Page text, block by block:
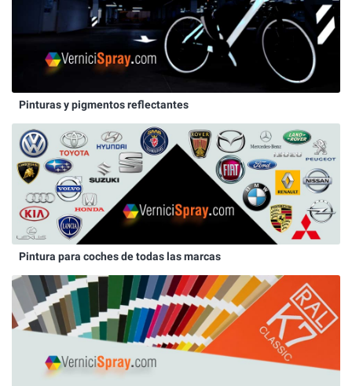
Pinturas y pigmentos reflectantes
Pintura para coches de todas las marcas